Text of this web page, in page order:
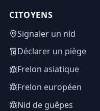
CITOYENS
Signaler un nid
Déclarer un piège
Frelon asiatique
Frelon européen
Nid de guêpes